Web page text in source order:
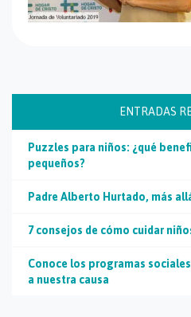
ENTRADAS
Puzzles para niños: ¿qué
pequeños?
Padre Alberto Hurtado, más
7 consejos de cómo cuidar
Conoce los programas
a nuestra causa